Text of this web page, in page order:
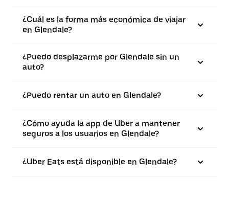
¿Cuál es la forma más económica de viajar
en Glendale?
¿Puedo desplazarme por Glendale sin un
auto?
¿Puedo rentar un auto en Glendale?
¿Cómo ayuda la app de Uber a mantener
seguros a los usuarios en Glendale?
¿Uber Eats está disponible en Glendale?